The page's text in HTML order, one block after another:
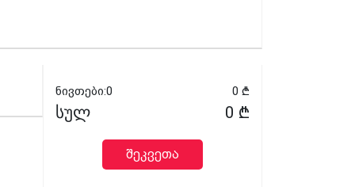
ნივთები:0 0 ₾
სულ 0 ₾
შეკვეთა